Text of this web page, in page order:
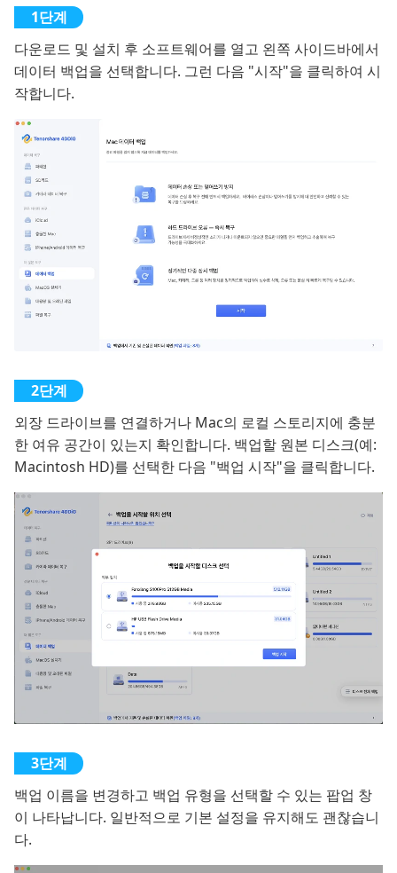
다운로드 및 설치 후 소프트웨어를 열고 왼쪽 사이드바에서
데이터 백업을 선택합니다. 그런 다음 "시작"을 클릭하여 시
작합니다.
외장 드라이브를 연결하거나 Mac의 로컬 스토리지에 충분
한 여유 공간이 있는지 확인합니다. 백업할 원본 디스크(예:
Macintosh HD)를 선택한 다음 "백업 시작"을 클릭합니다.
백업 이름을 변경하고 백업 유형을 선택할 수 있는 팝업 창
이 나타납니다. 일반적으로 기본 설정을 유지해도 괜찮습니
다.